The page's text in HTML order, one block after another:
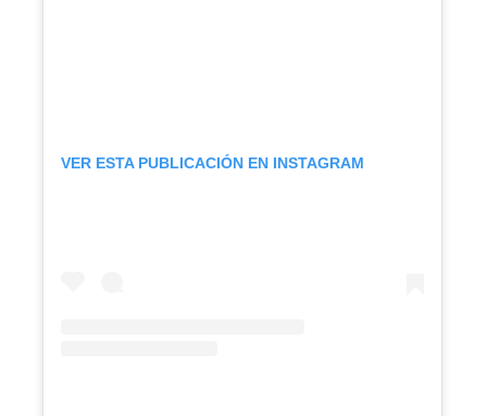
VER ESTA PUBLICACIÓN EN INSTAGRAM